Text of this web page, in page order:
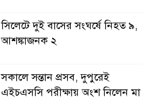
সিলেটে দুই বাসের সংঘর্ষে নিহত ৯,
আশঙ্কাজনক ২
সকালে সন্তান প্রসব, দুপুরেই
এইচএসসি পরীক্ষায় অংশ নিলেন মা